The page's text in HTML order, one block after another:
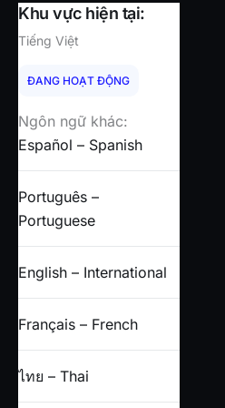
Khu vực hiện tại:
Tiếng Việt
ĐANG HOẠT ĐỘNG
Ngôn ngữ khác:
Español – Spanish
Português –
Portuguese
English – International
Français – French
ไทย – Thai